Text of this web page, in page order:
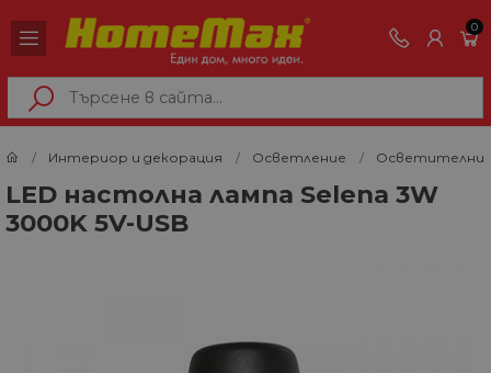
0
Интериор и декорация Осветление Осветителни
LED настолна лампа Selena 3W
3000K 5V-USB